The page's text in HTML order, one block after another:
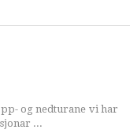
og nedturane vi har
...